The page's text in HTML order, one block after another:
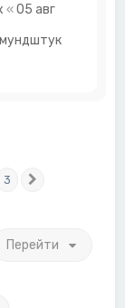
«05 авг
3
Перейти